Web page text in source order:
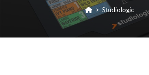
> Studiologic